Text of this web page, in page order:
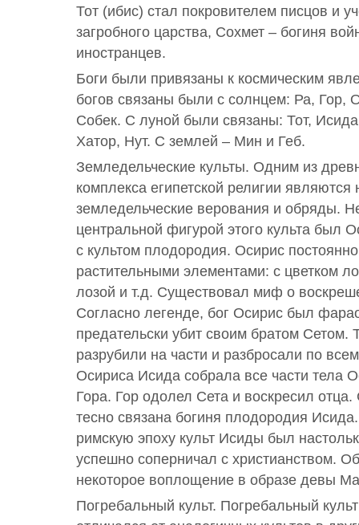
Тот (ибис) стал покровителем писцов и
загробного царства, Сохмет – богиня
иностранцев.
Боги были привязаны к космическим
богов связаны были с солнцем: Ра, Гор,
Собек. С луной были связаны: Тот,
Хатор, Нут. С землей – Мин и Геб.
Земледельческие культы. Одним из
комплекса египетской религии
земледельческие верования и обряды.
центральной фигурой этого культа был
с культом плодородия. Осирис
растительными элементами: с цветком
лозой и т.д. Существовал миф о
Согласно легенде, бог Осирис был
предательски убит своим братом Сетом.
разрубили на части и разбросали по
Осириса Исида собрала все части тела
Гора. Гор одолел Сета и воскресил
тесно связана богиня плодородия
римскую эпоху культ Исиды был
успешно соперничал с христианством.
некоторое воплощение в образе девы
Погребальный культ. Погребальный